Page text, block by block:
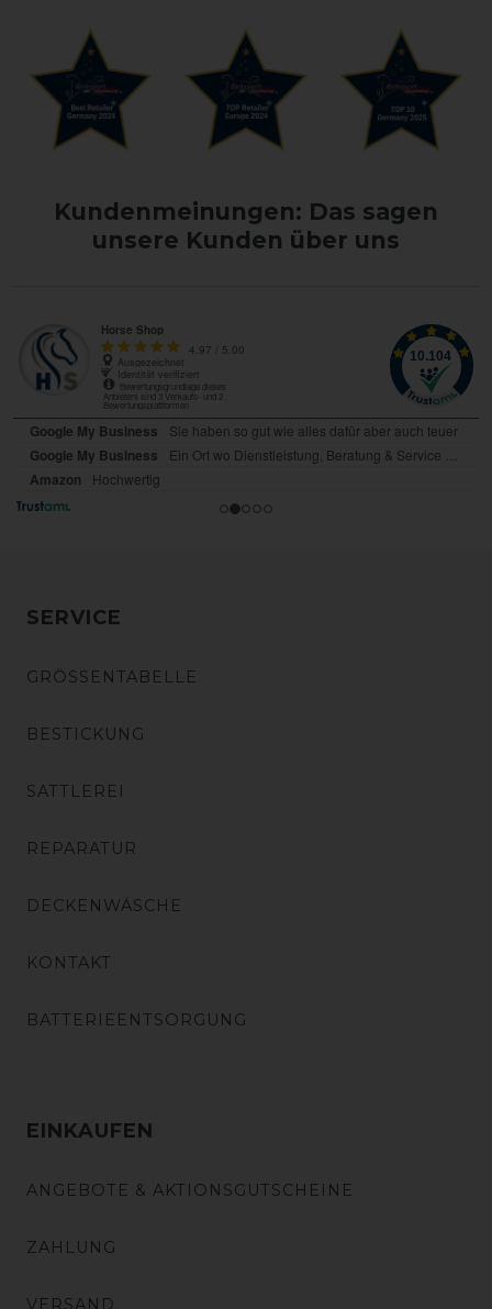
Kundenmeinungen: Das sagen
unsere Kunden über uns
SERVICE
GRÖSSENTABELLE
BESTICKUNG
SATTLEREI
REPARATUR
DECKENWÄSCHE
KONTAKT
BATTERIEENTSORGUNG
EINKAUFEN
ANGEBOTE & AKTIONSGUTSCHEINE
ZAHLUNG
VERSAND